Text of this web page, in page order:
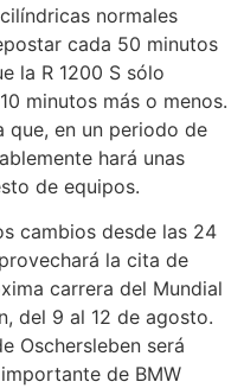
normales
cada 50 minutos
la R 1200 S sólo
minutos más o menos.
que, en un periodo de
hará unas
de equipos.
cambios desde las 24
la cita de
carrera del Mundial
del 9 al 12 de agosto.
Oschersleben será
de BMW